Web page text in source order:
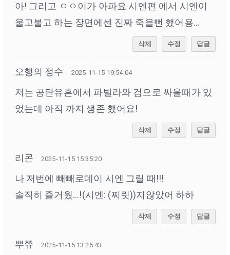
아! 그리고 ㅇㅇ이가 아파요 시엔편 에서 시엔이
울고불고 하는 장면에센 진짜 죽을뻔 했어용...
삭제 수정 답글
오행의 정수 2025-11-15 19:54:04
저는 공탄유흔에서 파빌라와 검으로 싸울때가 있
었는데 아직 까지 생존 했어요!
삭제 수정 답글
리콘 2025-11-15 15:35:20
나 저번에 빼빼로데이 시엔 그릴 때!!!
솔직히 즐거웠...!(시엔: (찌릿))지않았어 하하
삭제 수정 답글
뿌쮸 2025-11-15 13:25:43